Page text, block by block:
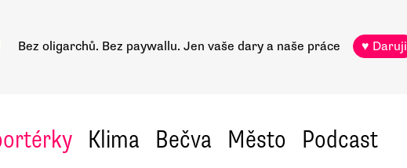
Bez oligarchů. Bez paywallu. Jen vaše dary a naše práce ♥ Daruji
Klima Bečva Město Podcast